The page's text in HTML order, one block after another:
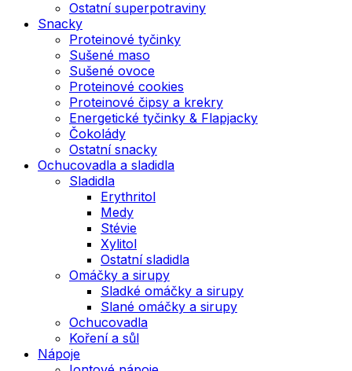
Ostatní superpotraviny
Snacky
Proteinové tyčinky
Sušené maso
Sušené ovoce
Proteinové cookies
Proteinové čipsy a krekry
Energetické tyčinky & Flapjacky
Čokolády
Ostatní snacky
Ochucovadla a sladidla
Sladidla
Erythritol
Medy
Stévie
Xylitol
Ostatní sladidla
Omáčky a sirupy
Sladké omáčky a sirupy
Slané omáčky a sirupy
Ochucovadla
Koření a sůl
Nápoje